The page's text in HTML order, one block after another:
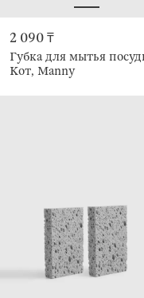
2 090 ₸
Губка для мытья
Кот, Manny